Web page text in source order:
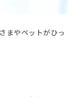
まやペットがひっ